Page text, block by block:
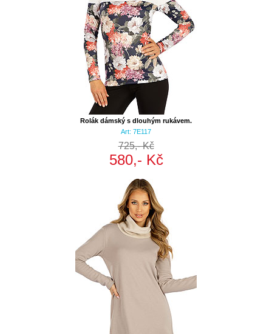
Rolák dámský s dlouhým rukávem.
Art: 7E117
725,- Kč
580,- Kč